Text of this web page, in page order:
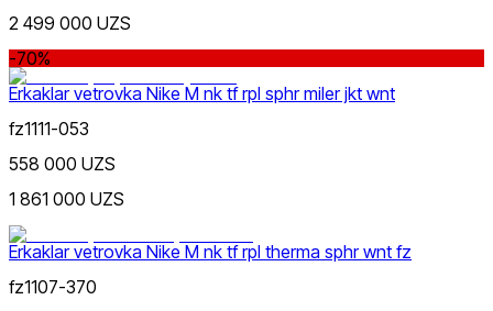
Jigarrang
Qora
2 499 000 UZS
-70%
Erkaklar vetrovka Nike M nk tf rpl sphr miler jkt wnt
fz1111-053
558 000 UZS
1 861 000 UZS
Erkaklar vetrovka Nike M nk tf rpl therma sphr wnt fz
fz1107-370